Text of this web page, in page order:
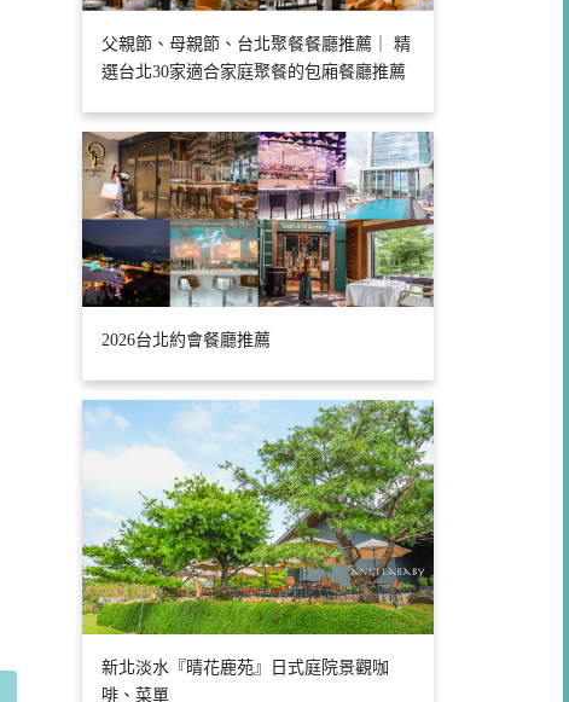
父親節、母親節、台北聚餐餐廳推薦｜ 精
選台北30家適合家庭聚餐的包廂餐廳推薦
2026台北約會餐廳推薦
新北淡水『晴花鹿苑』日式庭院景觀咖
啡、菜單